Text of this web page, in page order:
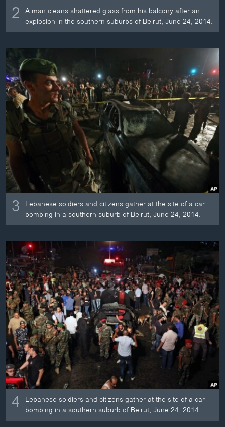
2 A man cleans shattered glass from his balcony after an
explosion in the southern suburbs of Beirut, June 24, 2014.
3 Lebanese soldiers and citizens gather at the site of a car
bombing in a southern suburb of Beirut, June 24, 2014.
4 Lebanese soldiers and citizens gather at the site of a car
bombing in a southern suburb of Beirut, June 24, 2014.